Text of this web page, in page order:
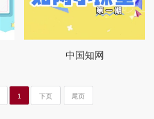
中国知网
1 下页 尾页